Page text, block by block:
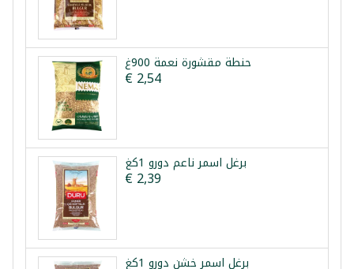
حنطة مقشورة نعمة 900غ
€ 2,54
برغل اسمر ناعم دورو 1كغ
€ 2,39
برغل اسمر خشن دورو 1كغ